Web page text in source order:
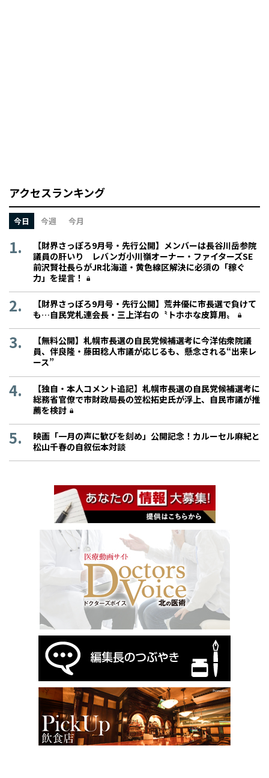
アクセスランキング
今日 今週 今月
【財界さっぽろ9月号・先行公開】メンバーは長谷川岳参院
議員の肝いり レバンガ小川嶺オーナー・ファイターズSE
前沢賢社長らがJR北海道・黄色線区解決に必須の「稼ぐ
力」を提言！
【財界さっぽろ9月号・先行公開】荒井優に市長選で負けて
も…自民党札連会長・三上洋右の〝トホホな皮算用〟
【無料公開】札幌市長選の自民党候補選考に今洋佑衆院議
員、伴良隆・藤田稔人市議が応じるも、懸念される“出来レ
ース”
【独自・本人コメント追記】札幌市長選の自民党候補選考に
総務省官僚で市財政局長の笠松拓史氏が浮上、自民市議が推
薦を検討
映画「一月の声に歓びを刻め」公開記念！カルーセル麻紀と
松山千春の自叙伝本対談